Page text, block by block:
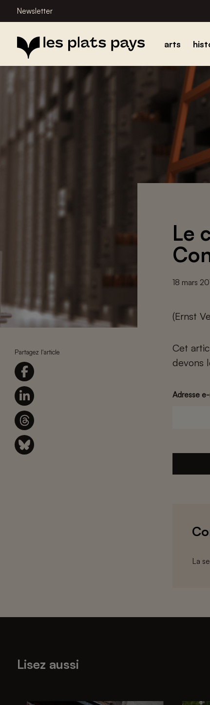
Newsletter
arts
Partagez l'article
Le
18 mars
(Ernst
Cet
devons
Adresse
La
Lisez aussi